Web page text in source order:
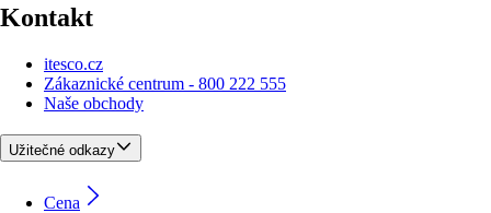
Kontakt
itesco.cz
Zákaznické centrum - 800 222 555
Naše obchody
Užitečné odkazy
Cena